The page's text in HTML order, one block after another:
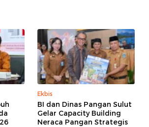
Ekbis
BI dan Dinas Pangan Sulut
Gelar Capacity Building
Neraca Pangan Strategis